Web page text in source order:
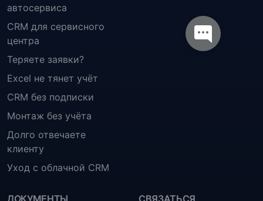
автосервиса
CRM для сервисного
центра
Теряете заявки?
Excel не тянет учёт
CRM без подписки
Монтаж без учёта
Долго отвечаете
клиенту
Уход с облачной CRM
ДОКУМЕНТЫ
СВЯЗАТЬСЯ